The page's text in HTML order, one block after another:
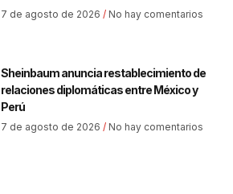
7 de agosto de 2026 No hay comentarios
Sheinbaum anuncia restablecimiento de
relaciones diplomáticas entre México y
Perú
7 de agosto de 2026 No hay comentarios